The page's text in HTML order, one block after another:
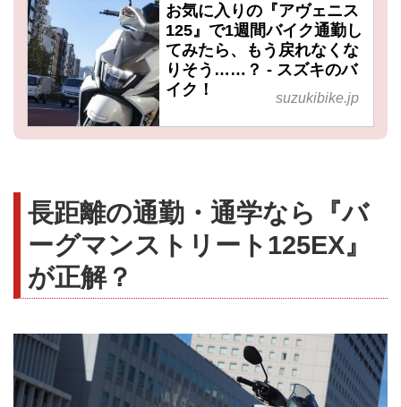
お気に入りの『アヴェニス
125』で1週間バイク通勤し
てみたら、もう戻れなくな
りそう……？ - スズキのバ
イク！
suzukibike.jp
長距離の通勤・通学なら『バ
ーグマンストリート125EX』
が正解？